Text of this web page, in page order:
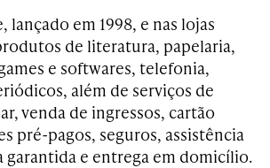
lançado em 1998, e nas lojas
de literatura, papelaria,
e softwares, telefonia,
além de serviços de
venda de ingressos, cartão
pré-pagos, seguros, assistência
garantida e entrega em domicílio.